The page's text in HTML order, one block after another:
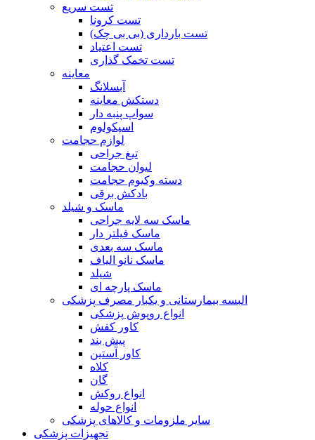
تست سریع
تست کرونا
تست بارداری (بی بی چک)
تست اعتیاد
تست تخمک گذاری
معاینه
آبسلانگ
دستکش معاینه
سواپ پنبه دار
اسپکولوم
لوازم حجامت
تیغ جراحی
لیوان حجامت
دسته وکیوم حجامت
بادکش برقی
ماسک و شیلد
ماسک سه لایه جراحی
ماسک فیلتر دار
ماسک سه بعدی
ماسک نانو الیاف
شیلد
ماسک پارچه ای
البسه بیمارستانی و یکبار مصرف پزشکی
انواع روپوش پزشکی
کاور کفش
پیش بند
کاور آستین
کلاه
گان
انواع روکش
انواع حوله
سایر ملزومات و کالاهای پزشکی
تجهیزات پزشکی